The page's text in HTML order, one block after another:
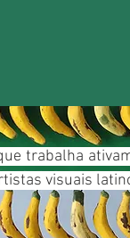
trabalha
visuais